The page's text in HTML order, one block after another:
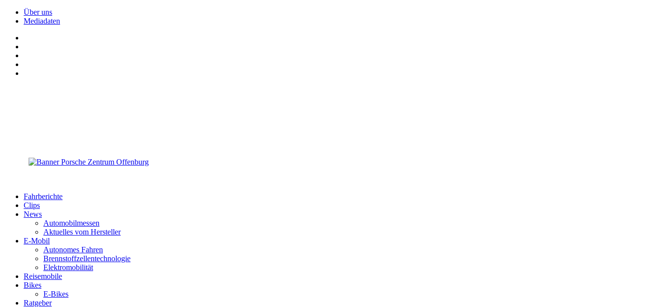
Über uns
Mediadaten
Fahrberichte
Clips
News
Automobilmessen
Aktuelles vom Hersteller
E-Mobil
Autonomes Fahren
Brennstoffzellentechnologie
Elektromobilität
Reisemobile
Bikes
E-Bikes
Ratgeber